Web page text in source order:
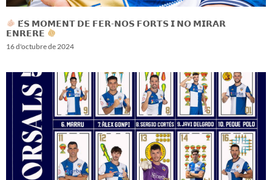
𝗘́𝗦 𝗠𝗢𝗠𝗘𝗡𝗧 𝗗𝗘 𝗙𝗘𝗥-𝗡𝗢𝗦 𝗙𝗢𝗥𝗧𝗦 𝗜 𝗡𝗢 𝗠𝗜𝗥𝗔𝗥
𝗘𝗡𝗥𝗘𝗥𝗘
16 d'octubre de 2024